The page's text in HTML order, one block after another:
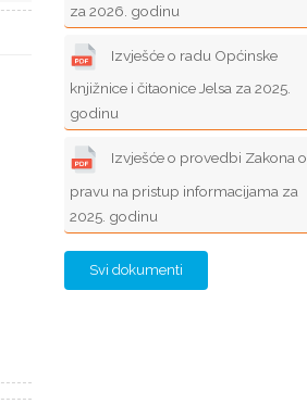
za 2026. godinu
Izvješće o radu Općinske
knjižnice i čitaonice Jelsa za 2025.
godinu
Izvješće o provedbi Zakona o
pravu na pristup informacijama za
2025. godinu
Svi dokumenti